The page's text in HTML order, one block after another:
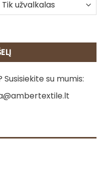
– Retriveris
su mumis: